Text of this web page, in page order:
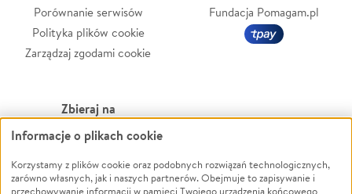
Porównanie serwisów
Polityka plików cookie
Zarządzaj zgodami cookie
Fundacja Pomagam.pl
Zbieraj na
Leczenie
Zwierzęta
Pożar
Powódź
Wichura
Informacje o plikach cookie
Korzystamy z plików cookie oraz podobnych rozwiązań technologicznych,
zarówno własnych, jak i naszych partnerów. Obejmuje to zapisywanie i